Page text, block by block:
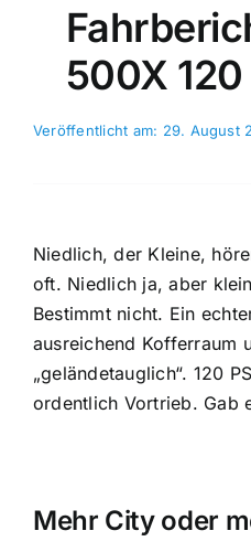
500X 120
Veröffentlicht am: 29. August
Niedlich, der Kleine,
oft. Niedlich ja, aber
Bestimmt nicht. Ein
ausreichend Kofferraum
„geländetauglich“. 120
ordentlich Vortrieb. Gab
Mehr City oder